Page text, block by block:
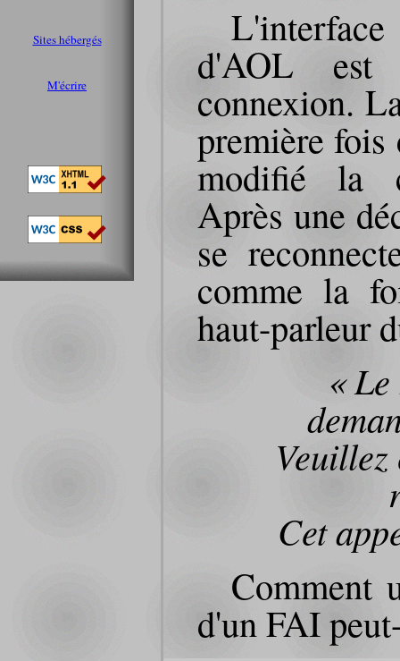
d'AOL
connexion.
première fois
modifié la
Après une
se
comme la
haut-parleur
«
Cet
Comment
d'un FAI
Sites hébergés
M'écrire